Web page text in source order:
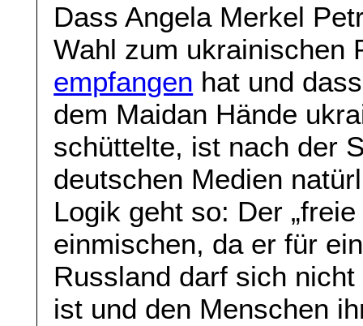
Dass Angela Merkel
Wahl zum ukrainischen
empfangen hat und
dem Maidan Hände
schüttelte, ist nach der
deutschen Medien
Logik geht so: Der
einmischen, da er für
Russland darf sich
ist und den Menschen